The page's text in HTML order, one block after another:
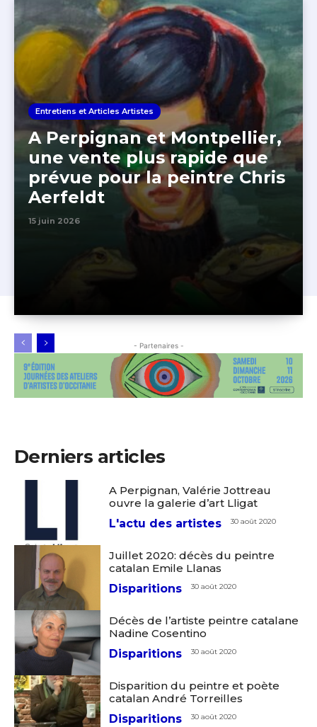
Entretiens et Articles Artistes
A Perpignan et Montpellier,
une vente plus rapide que
prévue pour la peintre Chris
Aerfeldt
15 juin 2026
- Partenaires -
Derniers articles
A Perpignan, Valérie Jottreau
ouvre la galerie d’art Lligat
L'actu des artistes
30 août 2020
Juillet 2020: décès du peintre
catalan Emile Llanas
Disparitions
30 août 2020
Décès de l’artiste peintre catalane
Nadine Cosentino
Disparitions
30 août 2020
Disparition du peintre et poète
catalan André Torreilles
Disparitions
30 août 2020